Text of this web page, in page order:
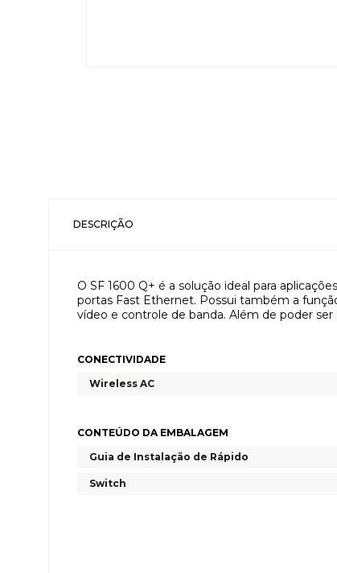
DESCRIÇÃO
O SF 1600 Q+ é a solução ideal para
portas Fast Ethernet. Possui também a
vídeo e controle de banda. Além de poder
CONECTIVIDADE
Wireless AC
CONTEÚDO DA EMBALAGEM
Guia de Instalação de Rápido
Switch